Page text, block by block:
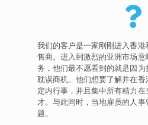
我们的客户是一家刚刚进入香
售商。进入到激烈的亚洲市场
务，他们最不愿看到的就是因
耽误商机。他们想要了解并在
定内行事，并且集中所有精力
才。与此同时，当地雇员的人
题。